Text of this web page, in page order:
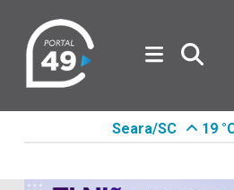
Seara/SC 19